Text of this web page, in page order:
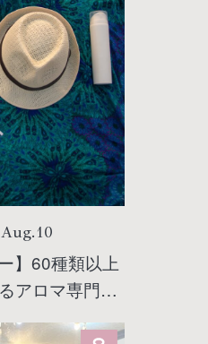
Aug.10
】60種類以上
アロマ専門店
ム」アロマセ